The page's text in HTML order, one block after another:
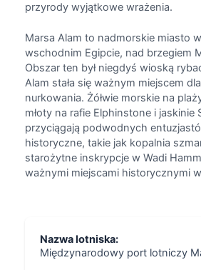
przyrody wyjątkowe wrażenia.
Marsa Alam to nadmorskie miasto
wschodnim Egipcie, nad brzegiem
Obszar ten był niegdyś wioską
Alam stała się ważnym miejscem
nurkowania. Żółwie morskie na
młoty na rafie Elphinstone i jaskinie
przyciągają podwodnych
historyczne, takie jak kopalnia
starożytne inskrypcje w Wadi
ważnymi miejscami historycznymi
Nazwa lotniska:
Międzynarodowy port lotniczy